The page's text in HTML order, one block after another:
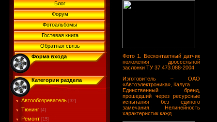
Блог
Форум
Фотоальбомы
Гостевая книга
Обратная связь
Форма входа
Категории раздела
Автообозреватель [32]
Тюнинг [4]
Ремонт [15]
Фото 1. Бесконтактный датчик
положения дроссельной
заслонки ТУ 37.473.088-2004
Изготовитель – ОАО
«Автоэлектроника», Калуга
Единственный бренд,
прошедший через ресурсные
испытания без единого
замечания. Нелинейность
характеристик кажд